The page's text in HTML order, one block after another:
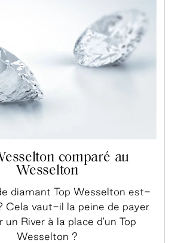
comparé au
Wesselton
diamant Top Wesselton est-
Cela vaut-il la peine de payer
un River à la place d'un Top
Wesselton ?